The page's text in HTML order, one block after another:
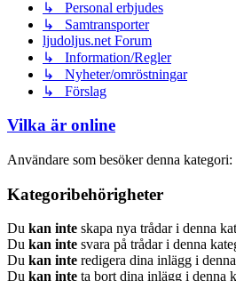
↳ Personal erbjudes
↳ Samtransporter
ljudoljus.net Forum
↳ Information/Regler
↳ Nyheter/omröstningar
↳ Förslag
Vilka är online
Användare som besöker denna
Kategoribehörigheter
Du kan inte skapa nya trådar i denna
Du kan inte svara på trådar i denna
Du kan inte redigera dina inlägg i
Du kan inte ta bort dina inlägg i denna